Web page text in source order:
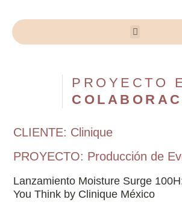
PROYECTO
CLIENTE: Clinique
PROYECTO: Producción de
Lanzamiento Moisture Surge
You Think by Clinique México